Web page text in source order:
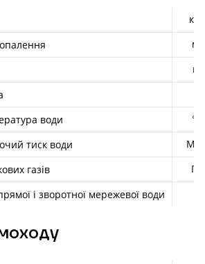
кВт
м²
кг
води
°С
тиск води
газів
Па
і зворотної мережевої води